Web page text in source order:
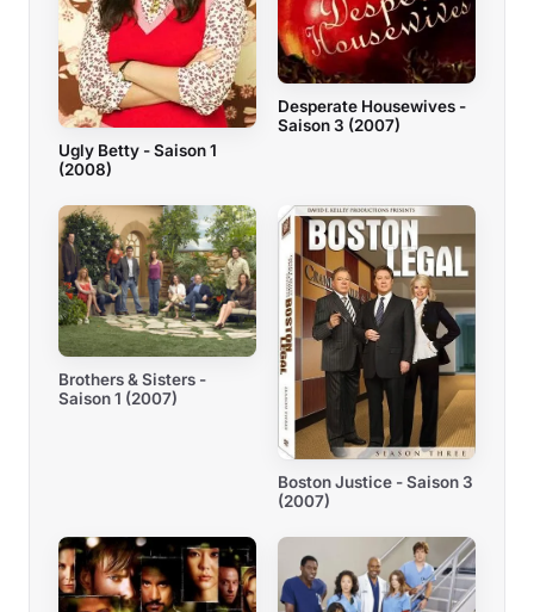
Ugly Betty - Saison 1
(2008)
Desperate Housewives -
Saison 3 (2007)
Brothers & Sisters -
Saison 1 (2007)
Boston Justice - Saison 3
(2007)